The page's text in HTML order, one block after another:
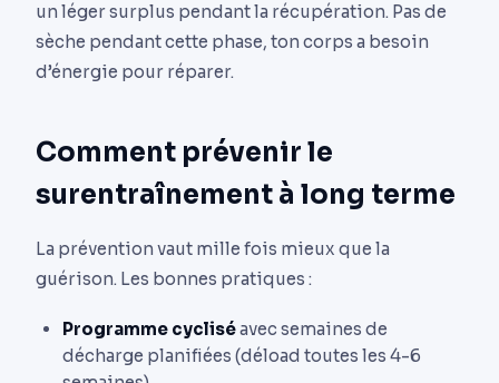
un léger surplus pendant la récupération. Pas de
sèche pendant cette phase, ton corps a besoin
d’énergie pour réparer.
Comment prévenir le
surentraînement à long terme
La prévention vaut mille fois mieux que la
guérison. Les bonnes pratiques :
Programme cycliséavec semaines de
décharge planifiées (déload toutes les 4-6